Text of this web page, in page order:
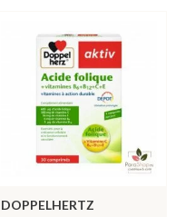
DOPPELHERTZ